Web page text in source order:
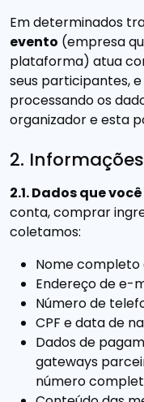
Em determinados
evento (empresa
plataforma) atua
seus participantes,
processando os
organizador e esta
2.
2.1. Dados que
conta, comprar
coletamos:
Nome completo
Endereço de e-
Número de
CPF e data de
Dados de
gateways
número